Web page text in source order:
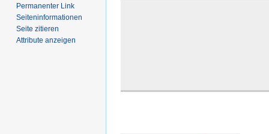
Permanenter Link
Seiten­­informationen
Seite zitieren
Attribute anzeigen